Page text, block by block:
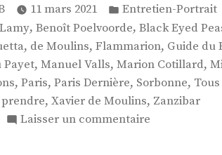
11 mars 2021
Publié
dans
Entretien-Portrait
, Benoît Poelvoorde, Black Eyed
, de Moulins, Flammarion, Guide du
Payet, Manuel Valls, Marion Cotillard,
, Paris, Paris Dernière, Sorbonne,
, Xavier de Moulins, Zanzibar
Laisser un commentairesur